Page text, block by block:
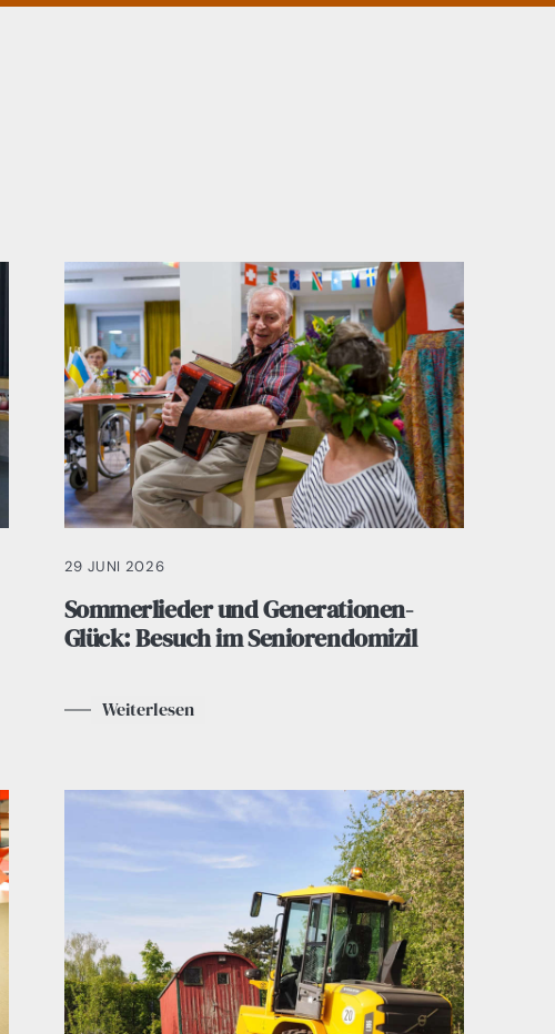
29 JUNI 2026
Sommerlieder und Generationen-
Glück: Besuch im Seniorendomizil
Weiterlesen